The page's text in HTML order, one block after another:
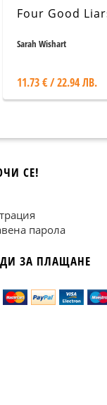
Four Good
Sarah Wishart
11.73 € / 22.94 ЛВ.
СЕ!
парола
ЗА ПЛАЩАНЕ